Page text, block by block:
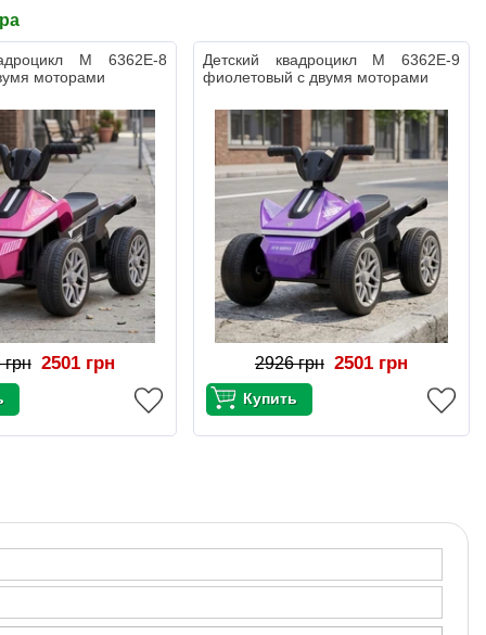
M 6362E-8
моторами
грн 2501 грн
Детский квадроцикл M 6362E-9
фиолетовый с двумя моторами
2926 грн 2501 грн